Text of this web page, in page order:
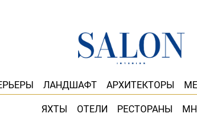
ЛАНДШАФТ АРХИТЕКТОРЫ
ЯХТЫ ОТЕЛИ РЕСТОРАНЫ